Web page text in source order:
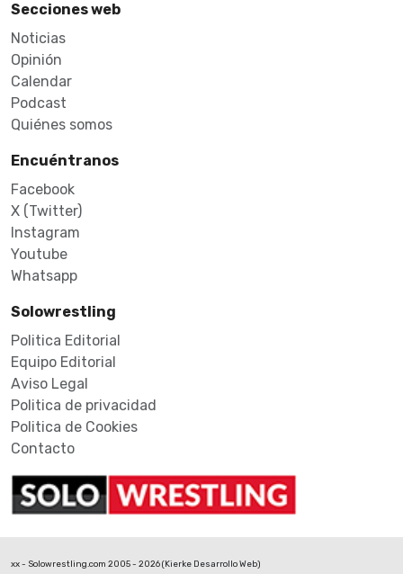
Secciones web
Noticias
Opinión
Calendar
Podcast
Quiénes somos
Encuéntranos
Facebook
X (Twitter)
Instagram
Youtube
Whatsapp
Solowrestling
Politica Editorial
Equipo Editorial
Aviso Legal
Politica de privacidad
Politica de Cookies
Contacto
xx - Solowrestling.com 2005 - 2026 (Kierke Desarrollo Web)